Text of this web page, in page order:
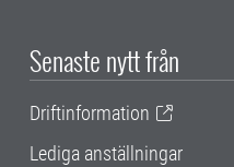
Senaste nytt från
Driftinformation
Lediga anställningar